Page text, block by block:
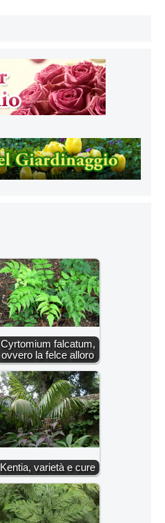
Cyrtomium falcatum,
ovvero la felce alloro
Kentia, varietà e cure